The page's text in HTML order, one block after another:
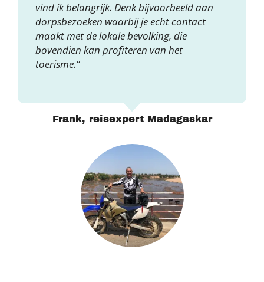
vind ik belangrijk. Denk bijvoorbeeld aan
dorpsbezoeken waarbij je echt contact
maakt met de lokale bevolking, die
bovendien kan profiteren van het
toerisme.”
Frank, reisexpert Madagaskar